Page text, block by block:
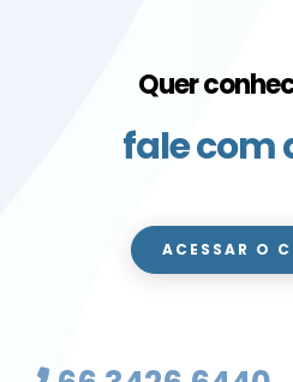
Quer
fale com
ACESSAR O